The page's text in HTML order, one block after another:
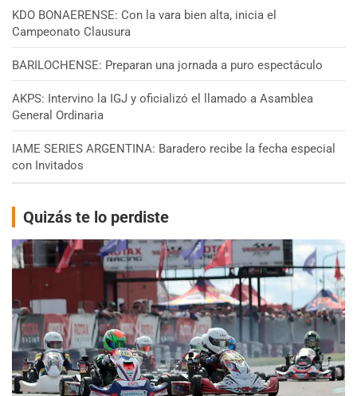
KDO BONAERENSE: Con la vara bien alta, inicia el
Campeonato Clausura
BARILOCHENSE: Preparan una jornada a puro espectáculo
AKPS: Intervino la IGJ y oficializó el llamado a Asamblea
General Ordinaria
IAME SERIES ARGENTINA: Baradero recibe la fecha especial
con Invitados
Quizás te lo perdiste